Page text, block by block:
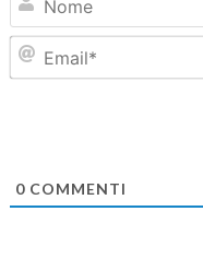
0COMMENTI